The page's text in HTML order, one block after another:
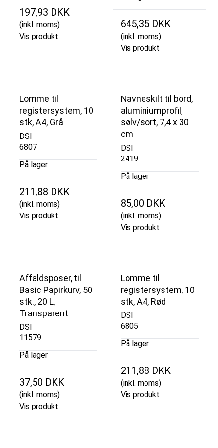
197,93 DKK
(inkl. moms)
Vis produkt
645,35 DKK
(inkl. moms)
Vis produkt
Lomme til
registersystem, 10
stk, A4, Grå
DSI
6807
På lager
211,88 DKK
(inkl. moms)
Vis produkt
Navneskilt til bord,
aluminiumprofil,
sølv/sort, 7,4 x 30
cm
DSI
2419
På lager
85,00 DKK
(inkl. moms)
Vis produkt
Affaldsposer, til
Basic Papirkurv, 50
stk., 20 L,
Transparent
DSI
11579
På lager
37,50 DKK
(inkl. moms)
Vis produkt
Lomme til
registersystem, 10
stk, A4, Rød
DSI
6805
På lager
211,88 DKK
(inkl. moms)
Vis produkt